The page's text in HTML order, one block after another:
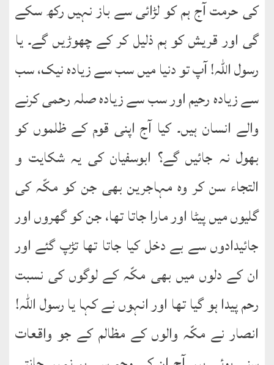
کی حرمت آج ہم کو لڑائی سے باز نہیں رکھ سکے
گی اور قریش کو ہم ذلیل کر کے چھوڑیں گے۔ یا
رسول اللہ! آپ تو دنیا میں سب سے زیادہ نیک، سب
سے زیادہ رحیم اور سب سے زیادہ صلہ رحمی کرنے
والے انسان ہیں۔ کیا آج اپنی قوم کے ظلموں کو
بھول نہ جائیں گے؟ ابوسفیان کی یہ شکایت و
التجاء سن کر وہ مہاجرین بھی جن کو مکّہ کی
گلیوں میں پیٹا اور مارا جاتا تھا، جن کو گھروں اور
جائیدادوں سے بے دخل کیا جاتا تھا تڑپ گئے اور
ان کے دلوں میں بھی مکّہ کے لوگوں کی نسبت
رحم پیدا ہو گیا تھا اور انہوں نے کہا یا رسول اللہ!
انصار نے مکّہ والوں کے مظالم کے جو واقعات